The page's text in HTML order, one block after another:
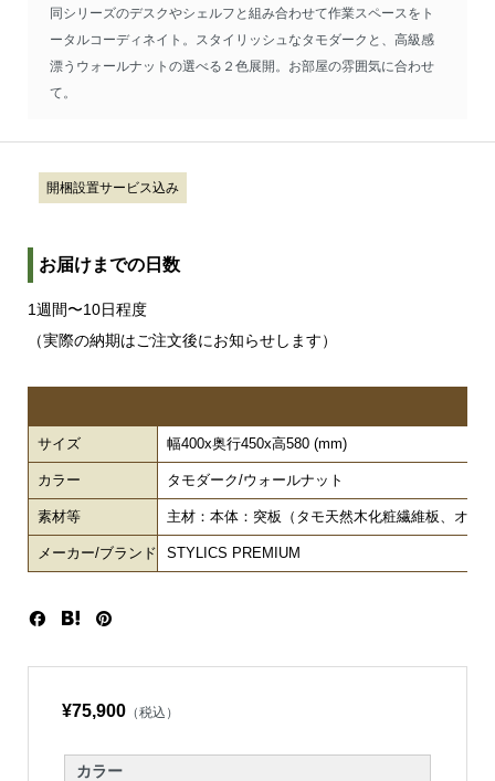
同シリーズのデスクやシェルフと組み合わせて作業スペースをト
ータルコーディネイト。スタイリッシュなタモダークと、高級感
漂うウォールナットの選べる２色展開。お部屋の雰囲気に合わせ
て。
開梱設置サービス込み
お届けまでの日数
1週間〜10日程度
（実際の納期はご注文後にお知らせします）
サイズ 幅400x奥行450x高580 (mm)
カラー タモダーク/ウォールナット
素材等 主材：本体：突板（タモ天然木化粧繊維板、オー
メーカー/ブランド STYLICS PREMIUM
¥75,900（税込）
カラー